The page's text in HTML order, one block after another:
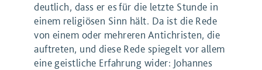
deutlich, dass er es für die letzte Stunde in
einem religiösen Sinn hält. Da ist die Rede
von einem oder mehreren Antichristen, die
auftreten, und diese Rede spiegelt vor allem
eine geistliche Erfahrung wider: Johannes